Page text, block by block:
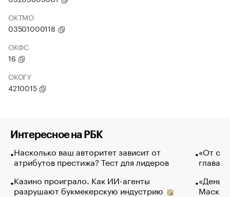
ОКТМО
03501000118
ОКФС
16
ОКОГУ
4210015
Интересное на РБК
Насколько ваш авторитет зависит от
атрибутов престижа? Тест для лидеров
Казино проиграло. Как ИИ-агенты
разрушают букмекерскую индустрию
«От
глава
Маск в